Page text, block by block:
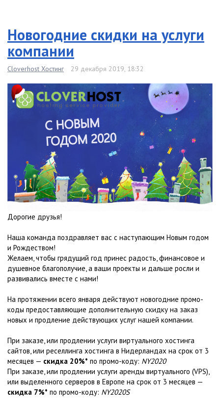
Новогодние скидки на услуги
компании
Cloverhost Хостинг 29 декабря 2019, 18:32
Дорогие друзья!
Наша команда поздравляет вас с наступающим Новым годом
и Рождеством!
Желаем, чтобы грядущий год принес радость, финансовое и
душевное благополучие, а ваши проекты и дальше росли и
развивались вместе с нами!
На протяжении всего января действуют новогодние промо-
коды предоставляющие дополнительную скидку на заказ
новых и продление действующих услуг нашей компании.
При заказе, или продлении услуги виртуального хостинга
сайтов, или реселлинга хостинга в Нидерландах на срок от 3
месяцев — скидка 20%* по промо-коду: NY2020
При заказе, или продлении услуги аренды виртуального (VPS),
или выделенного серверов в Европе на срок от 3 месяцев —
скидка 7%* по промо-коду: NY2020S